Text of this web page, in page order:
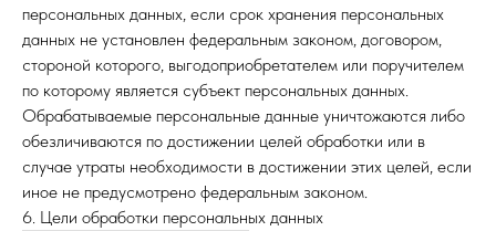
персональных данных, если срок хранения персональных
данных не установлен федеральным законом, договором,
стороной которого, выгодоприобретателем или поручителем
по которому является субъект персональных данных.
Обрабатываемые персональные данные уничтожаются либо
обезличиваются по достижении целей обработки или в
случае утраты необходимости в достижении этих целей, если
иное не предусмотрено федеральным законом.
6. Цели обработки персональных данных